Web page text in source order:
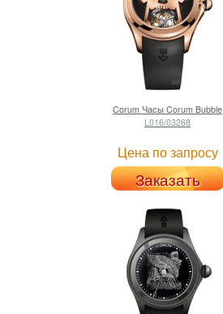
Corum Часы Corum Bubble
L016/03268
Цена по запросу
Заказать